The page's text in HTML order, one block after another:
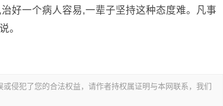
好一个病人容易,一辈子坚持这种态度难。凡事
。
侵犯了您的合法权益，请作者持权属证明与本网联系，我们